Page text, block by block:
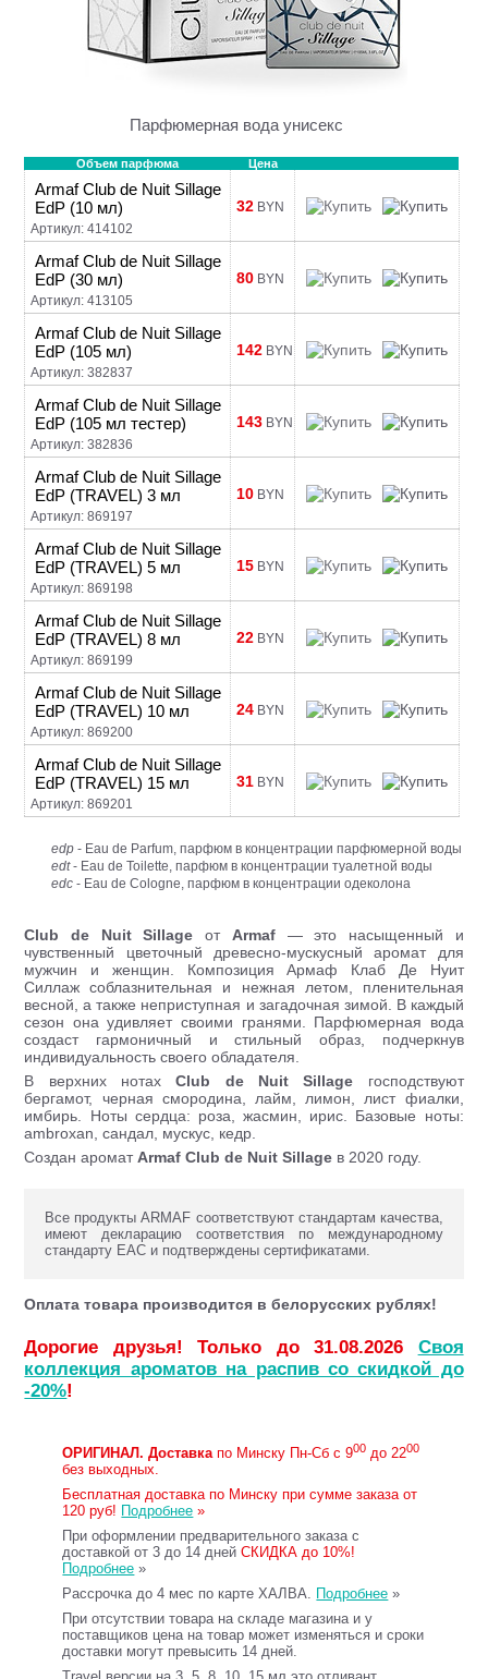
Парфюмерная вода унисекс
Объем парфюма Цена
Armaf Club de Nuit Sillage
EdP (10 мл)
Артикул: 414102
32 BYN
Armaf Club de Nuit Sillage
EdP (30 мл)
Артикул: 413105
80 BYN
Armaf Club de Nuit Sillage
EdP (105 мл)
Артикул: 382837
142 BYN
Armaf Club de Nuit Sillage
EdP (105 мл тестер)
Артикул: 382836
143 BYN
Armaf Club de Nuit Sillage
EdP (TRAVEL) 3 мл
Артикул: 869197
10 BYN
Armaf Club de Nuit Sillage
EdP (TRAVEL) 5 мл
Артикул: 869198
15 BYN
Armaf Club de Nuit Sillage
EdP (TRAVEL) 8 мл
Артикул: 869199
22 BYN
Armaf Club de Nuit Sillage
EdP (TRAVEL) 10 мл
Артикул: 869200
24 BYN
Armaf Club de Nuit Sillage
EdP (TRAVEL) 15 мл
Артикул: 869201
31 BYN
edp - Eau de Parfum, парфюм в концентрации парфюмерной воды
edt- Eau de Toilette, парфюм в концентрации туалетной воды
edc - Eau de Cologne, парфюм в концентрации одеколона
Club de Nuit Sillage от Armaf — это насыщенный и
чувственный цветочный древесно-мускусный аромат для
мужчин и женщин. Композиция Армаф Клаб Де Нуит
Силлаж соблазнительная и нежная летом, пленительная
весной, а также неприступная и загадочная зимой. В каждый
сезон она удивляет своими гранями. Парфюмерная вода
создаст гармоничный и стильный образ, подчеркнув
индивидуальность своего обладателя.
В верхних нотахClub de Nuit Sillage господствуют
бергамот, черная смородина, лайм, лимон, лист фиалки,
имбирь. Ноты сердца: роза, жасмин, ирис. Базовые ноты:
ambroxan, сандал, мускус, кедр.
Создан аромат Armaf Club de Nuit Sillage в 2020 году.
Все продукты ARMAF соответствуют стандартам качества,
имеют декларацию соответствия по международному
стандарту ЕАС и подтверждены сертификатами.
Оплата товара производится в белорусских рублях!
Дорогие друзья! Только до 31.08.2026 Своя
коллекция ароматов на распив со скидкой до
-20%!
ОРИГИНАЛ. Доставкапо Минску Пн-Сб с 900 до 2200
без выходных.
Бесплатная доставка по Минску при сумме заказа от
120 руб! Подробнее »
При оформлении предварительного заказа с
доставкой от 3 до 14 днейСКИДКА до 10%!
Подробнее »
Рассрочка до 4 мес по карте ХАЛВА. Подробнее »
При отсутствии товара на складе магазина и у
поставщиков цена на товар может изменяться и сроки
доставки могут превысить 14 дней.